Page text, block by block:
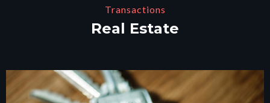
Transactions
Real Estate